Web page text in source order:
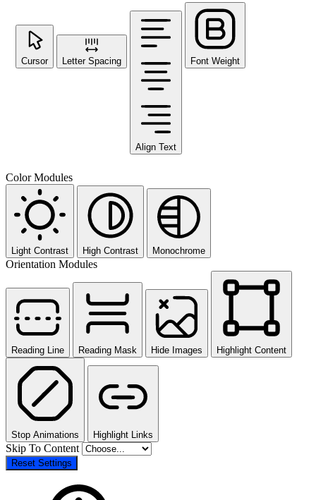
Cursor Letter Spacing
Align Text
Font Weight
Color Modules
Light Contrast High Contrast Monochrome
Orientation Modules
Reading Line Reading Mask Hide Images Highlight Content
Stop Animations Highlight Links
Skip To Content
Reset Settings